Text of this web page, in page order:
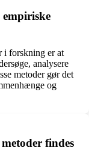
i forskning er at
analysere
metoder gør det
og
findes